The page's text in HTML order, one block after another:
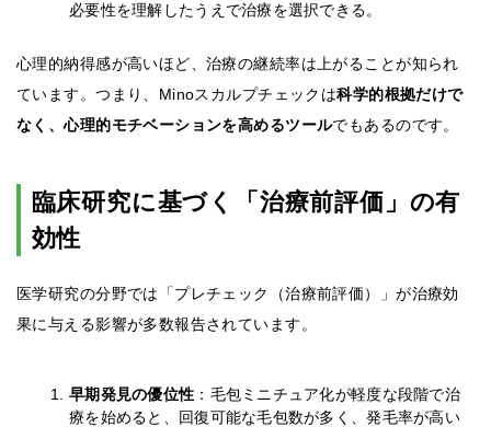
必要性を理解したうえで治療を選択できる。
心理的納得感が高いほど、治療の継続率は上がることが知られ
ています。つまり、Minoスカルプチェックは科学的根拠だけで
なく、心理的モチベーションを高めるツールでもあるのです。
臨床研究に基づく「治療前評価」の有
効性
医学研究の分野では「プレチェック（治療前評価）」が治療効
果に与える影響が多数報告されています。
早期発見の優位性 ：毛包ミニチュア化が軽度な段階で治
療を始めると、回復可能な毛包数が多く、発毛率が高い